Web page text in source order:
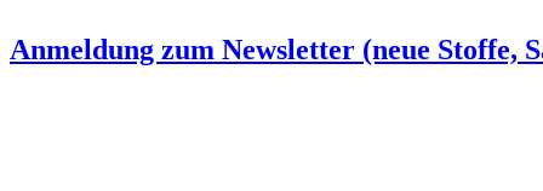
Anmeldung zum Newsletter (neue Stoffe,